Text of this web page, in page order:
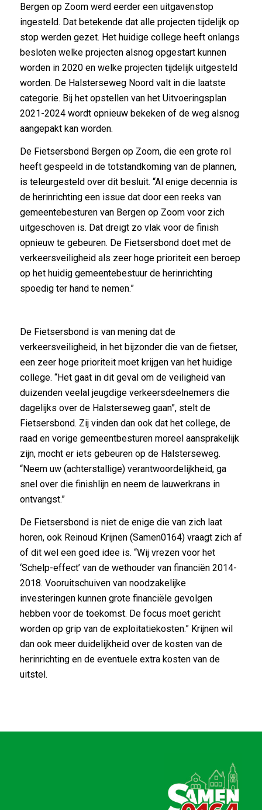
Bergen op Zoom werd eerder een uitgavenstop
ingesteld. Dat betekende dat alle projecten tijdelijk op
stop werden gezet. Het huidige college heeft onlangs
besloten welke projecten alsnog opgestart kunnen
worden in 2020 en welke projecten tijdelijk uitgesteld
worden. De Halsterseweg Noord valt in die laatste
categorie. Bij het opstellen van het Uitvoeringsplan
2021-2024 wordt opnieuw bekeken of de weg alsnog
aangepakt kan worden.
De Fietsersbond Bergen op Zoom, die een grote rol
heeft gespeeld in de totstandkoming van de plannen,
is teleurgesteld over dit besluit. “Al enige decennia is
de herinrichting een issue dat door een reeks van
gemeentebesturen van Bergen op Zoom voor zich
uitgeschoven is. Dat dreigt zo vlak voor de finish
opnieuw te gebeuren. De Fietsersbond doet met de
verkeersveiligheid als zeer hoge prioriteit een beroep
op het huidig gemeentebestuur de herinrichting
spoedig ter hand te nemen.”
De Fietsersbond is van mening dat de
verkeersveiligheid, in het bijzonder die van de fietser,
een zeer hoge prioriteit moet krijgen van het huidige
college. “Het gaat in dit geval om de veiligheid van
duizenden veelal jeugdige verkeersdeelnemers die
dagelijks over de Halsterseweg gaan”, stelt de
Fietsersbond. Zij vinden dan ook dat het college, de
raad en vorige gemeentbesturen moreel aansprakelijk
zijn, mocht er iets gebeuren op de Halsterseweg.
“Neem uw (achterstallige) verantwoordelijkheid, ga
snel over die finishlijn en neem de lauwerkrans in
ontvangst.”
De Fietsersbond is niet de enige die van zich laat
horen, ook Reinoud Krijnen (Samen0164) vraagt zich af
of dit wel een goed idee is. “Wij vrezen voor het
‘Schelp-effect’ van de wethouder van financiën 2014-
2018. Vooruitschuiven van noodzakelijke
investeringen kunnen grote financiële gevolgen
hebben voor de toekomst. De focus moet gericht
worden op grip van de exploitatiekosten.” Krijnen wil
dan ook meer duidelijkheid over de kosten van de
herinrichting en de eventuele extra kosten van de
uitstel.